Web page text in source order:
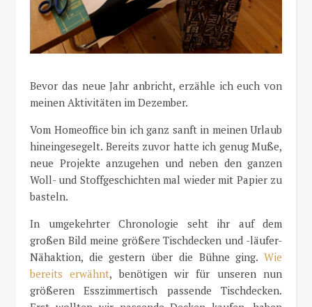
Bevor das neue Jahr anbricht, erzähle ich euch von
meinen Aktivitäten im Dezember.
Vom Homeoffice bin ich ganz sanft in meinen Urlaub
hineingesegelt. Bereits zuvor hatte ich genug Muße,
neue Projekte anzugehen und neben den ganzen
Woll- und Stoffgeschichten mal wieder mit Papier zu
basteln.
In umgekehrter Chronologie seht ihr auf dem
großen Bild meine größere Tischdecken und -läufer-
Nähaktion, die gestern über die Bühne ging. Wie
bereits erwähnt, benötigen wir für unseren nun
größeren Esszimmertisch passende Tischdecken.